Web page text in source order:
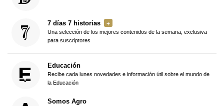
7 días 7 historias
Una selección de los mejores contenidos de la semana, exclusiva
para suscriptores
Educación
Recibe cada lunes novedades e información útil sobre el mundo de
la Educación
Somos Agro